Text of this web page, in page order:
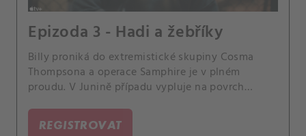
Epizoda 3 - Hadi a žebříky
Billy proniká do extremistické skupiny Cosma
Thompsona a operace Samphire je v plném
proudu. V Junině případu vypluje na povrch
REGISTROVAT